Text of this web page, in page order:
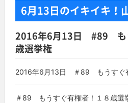
6月13日のイキイキ！
2016年6月13日 #89 も
歳選挙権
2016年6月13日 ＃89 もうすぐ
＃89 もうすぐ有権者！１８歳選